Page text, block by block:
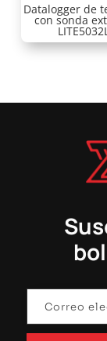
Datalogger de
con sonda